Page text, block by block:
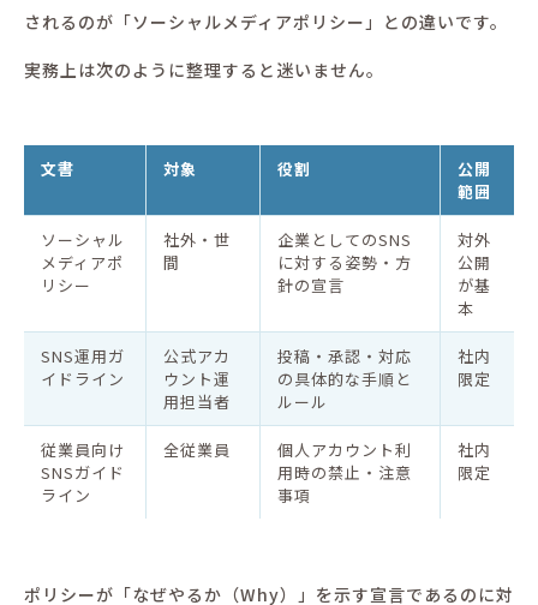
されるのが「ソーシャルメディアポリシー」との違いです。
実務上は次のように整理すると迷いません。
文書 対象 役割
公開
範囲
ソーシャル
メディアポ
リシー
社外・世
間
企業としてのSNS
に対する姿勢・方
針の宣言
対外
公開
が基
本
SNS運用ガ
イドライン
公式アカ
ウント運
用担当者
投稿・承認・対応
の具体的な手順と
ルール
社内
限定
従業員向け
SNSガイド
ライン
全従業員
個人アカウント利
用時の禁止・注意
事項
社内
限定
ポリシーが「なぜやるか（Why）」を示す宣言であるのに対